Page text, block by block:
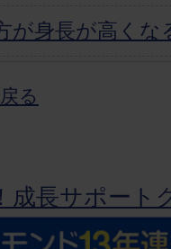
が身長が高くな
る
成長サポート